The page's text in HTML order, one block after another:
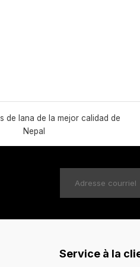
de lana de la mejor calidad de
Nepal
Service à la